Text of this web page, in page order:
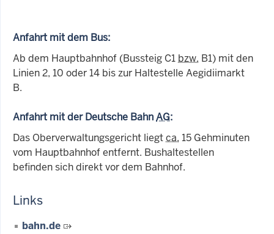
Anfahrt mit dem Bus:
Ab dem Hauptbahnhof (Bussteig C1 bzw. B1) mit den
Linien 2, 10 oder 14 bis zur Haltestelle Aegidiimarkt
B.
Anfahrt mit der Deutsche BahnAG:
Das Oberverwaltungsgericht liegtca. 15 Gehminuten
vom Hauptbahnhof entfernt. Bushaltestellen
befinden sich direkt vor dem Bahnhof.
Links
bahn.de